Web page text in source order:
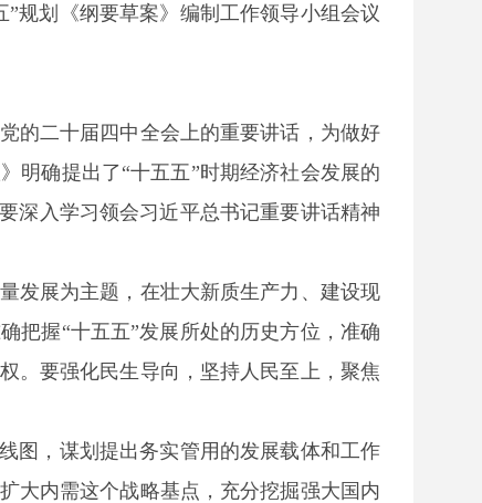
规划《纲要草案》编制工作领导小组会议
的二十届四中全会上的重要讲话，为做好
明确提出了“十五五”时期经济社会发展的
深入学习领会习近平总书记重要讲话精神
发展为主题，在壮大新质生产力、建设现
把握“十五五”发展所处的历史方位，准确
。要强化民生导向，坚持人民至上，聚焦
图，谋划提出务实管用的发展载体和工作
大内需这个战略基点，充分挖掘强大国内